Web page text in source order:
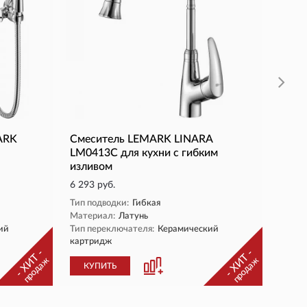
- ХИТ -
продаж
Смеситель LEMARK LINARA
LM0413C для кухни с гибким
изливом
6 293 руб.
Тип подводки:
Гибкая
Материал: Латунь
Тип переключателя: Керамический
картридж
КУПИТЬ - ХИТ -
продаж